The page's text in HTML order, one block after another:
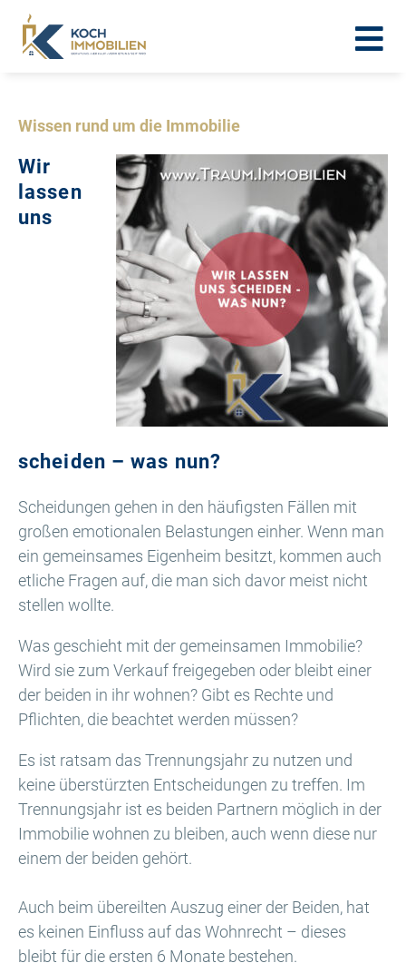
Wissen rund um die Immobilie
Wir
lassen
uns
scheiden – was nun?
Scheidungen gehen in den häufigsten Fällen mit
großen emotionalen Belastungen einher. Wenn man
ein gemeinsames Eigenheim besitzt, kommen auch
etliche Fragen auf, die man sich davor meist nicht
stellen wollte.
Was geschieht mit der gemeinsamen Immobilie?
Wird sie zum Verkauf freigegeben oder bleibt einer
der beiden in ihr wohnen? Gibt es Rechte und
Pflichten, die beachtet werden müssen?
Es ist ratsam das Trennungsjahr zu nutzen und
keine überstürzten Entscheidungen zu treffen. Im
Trennungsjahr ist es beiden Partnern möglich in der
Immobilie wohnen zu bleiben, auch wenn diese nur
einem der beiden gehört.
Auch beim übereilten Auszug einer der Beiden, hat
es keinen Einfluss auf das Wohnrecht – dieses
bleibt für die ersten 6 Monate bestehen.